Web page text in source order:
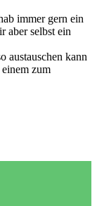
immer gern ein
aber selbst ein
austauschen kann
zum